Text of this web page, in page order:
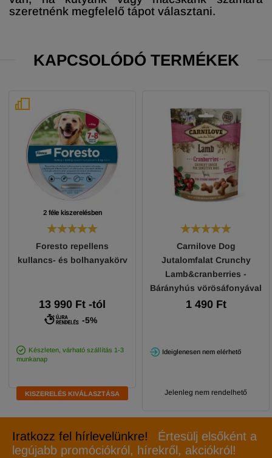
szeretnénk megfelelő tápot választani.
KAPCSOLÓDÓ TERMÉKEK
2 féle kiszerelésben
Foresto repellens
kullancs- és bolhanyakörv
13 990 Ft -tól
-5%
Készleten, várható szállítás 1-3
munkanap
KISZERELÉS KIVÁLASZTÁSA
Carnilove Dog
Jutalomfalat Crunchy
Lamb&cranberries -
Bárányhús vörösáfonyával
200g
1 490 Ft
Ideiglenesen nem elérhető
Jelenleg nem rendelhető
Iratkozz fel hírlevelünkre!
Értesülj elsőként a
legújabb promóciókról, hírekről, akciókról!